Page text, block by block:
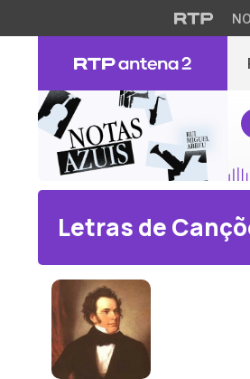
Letras de